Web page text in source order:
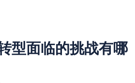
型面临的挑战有哪